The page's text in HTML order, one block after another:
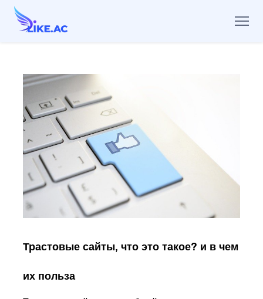
Трастовые сайты, что это такое? и в чем
их польза